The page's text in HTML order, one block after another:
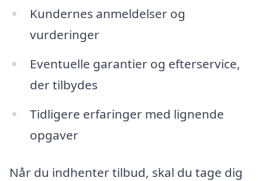
Kundernes anmeldelser og
vurderinger
Eventuelle garantier og efterservice,
der tilbydes
Tidligere erfaringer med lignende
opgaver
Når du indhenter tilbud, skal du tage dig